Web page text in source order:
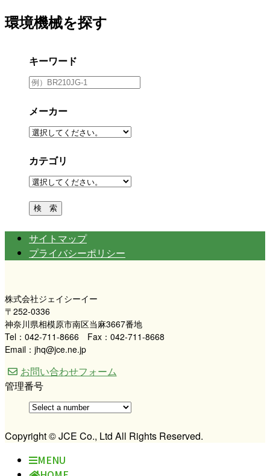
環境機械を探す
キーワード
メーカー
カテゴリ
サイトマップ
プライバシーポリシー
株式会社ジェイシーイー
〒252-0336
神奈川県相模原市南区当麻3667番地
Tel：042-711-8666 Fax：042-711-8668
Email：jhq@jce.ne.jp
お問い合わせフォーム
管理番号
Copyright © JCE Co., Ltd All Rights Reserved.
MENU